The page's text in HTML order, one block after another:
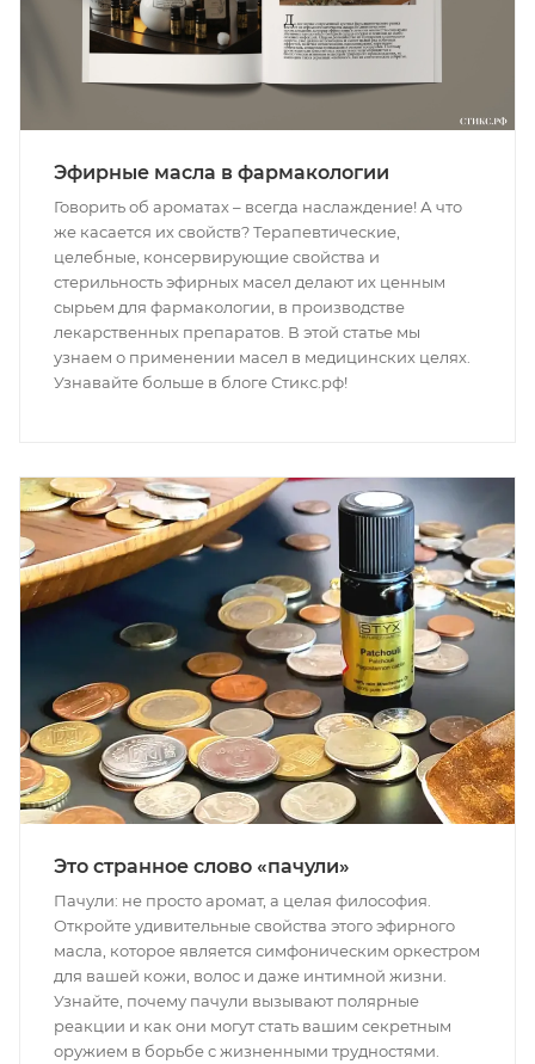
Эфирные масла в фармакологии
Говорить об ароматах – всегда наслаждение! А что
же касается их свойств? Терапевтические,
целебные, консервирующие свойства и
стерильность эфирных масел делают их ценным
сырьем для фармакологии, в производстве
лекарственных препаратов. В этой статье мы
узнаем о применении масел в медицинских целях.
Узнавайте больше в блоге Стикс.рф!
Это странное слово «пачули»
Пачули: не просто аромат, а целая философия.
Откройте удивительные свойства этого эфирного
масла, которое является симфоническим оркестром
для вашей кожи, волос и даже интимной жизни.
Узнайте, почему пачули вызывают полярные
реакции и как они могут стать вашим секретным
оружием в борьбе с жизненными трудностями.